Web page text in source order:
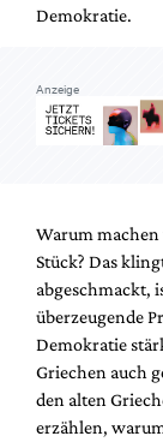
Demokratie.
Anzeige
Warum machen
Stück? Das
abgeschmackt,
überzeugende
Demokratie
Griechen auch
den alten
erzählen,